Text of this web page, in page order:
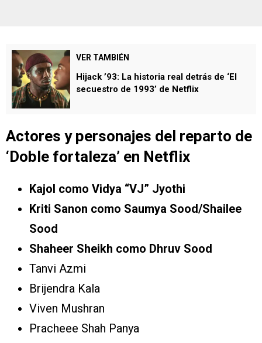
VER TAMBIÉN
Hijack ’93: La historia real detrás de ‘El
secuestro de 1993’ de Netflix
Actores y personajes del reparto de
‘Doble fortaleza’ en Netflix
Kajol como Vidya “VJ” Jyothi
Kriti Sanon como Saumya Sood/Shailee
Sood
Shaheer Sheikh como Dhruv Sood
Tanvi Azmi
Brijendra Kala
Viven Mushran
Pracheee Shah Panya